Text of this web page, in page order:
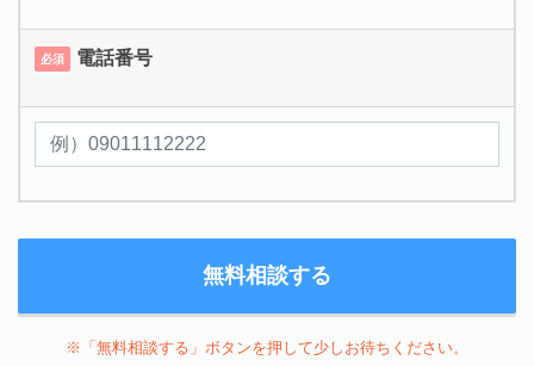
必須 電話番号
※「無料相談する」ボタンを押して少しお待ちください。